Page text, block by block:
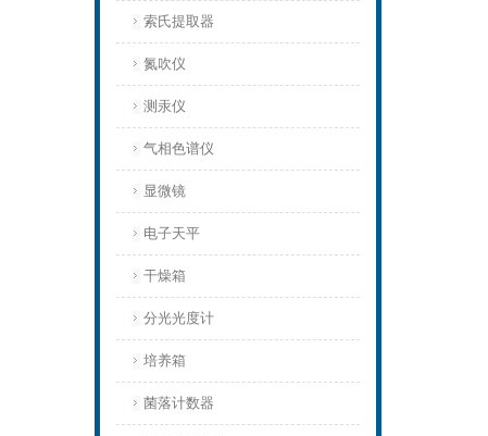
索氏提取器
氮吹仪
测汞仪
气相色谱仪
显微镜
电子天平
干燥箱
分光光度计
培养箱
菌落计数器